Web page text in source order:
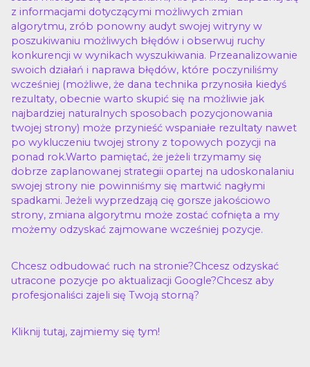
z informacjami dotyczącymi możliwych zmian
algorytmu, zrób ponowny audyt swojej witryny w
poszukiwaniu możliwych błędów i obserwuj ruchy
konkurencji w wynikach wyszukiwania. Przeanalizowanie
swoich działań i naprawa błędów, które poczyniliśmy
wcześniej (możliwe, że dana technika przynosiła kiedyś
rezultaty, obecnie warto skupić się na możliwie jak
najbardziej naturalnych sposobach pozycjonowania
twojej strony) może przynieść wspaniałe rezultaty nawet
po wykluczeniu twojej strony z topowych pozycji na
ponad rok.Warto pamiętać, że jeżeli trzymamy się
dobrze zaplanowanej strategii opartej na udoskonalaniu
swojej strony nie powinniśmy się martwić nagłymi
spadkami. Jeżeli wyprzedzają cię gorsze jakościowo
strony, zmiana algorytmu może zostać cofnięta a my
możemy odzyskać zajmowane wcześniej pozycje.
Chcesz odbudować ruch na stronie?Chcesz odzyskać
utracone pozycje po aktualizacji Google?Chcesz aby
profesjonaliści zajeli się Twoją storną?
Kliknij tutaj, zajmiemy się tym!